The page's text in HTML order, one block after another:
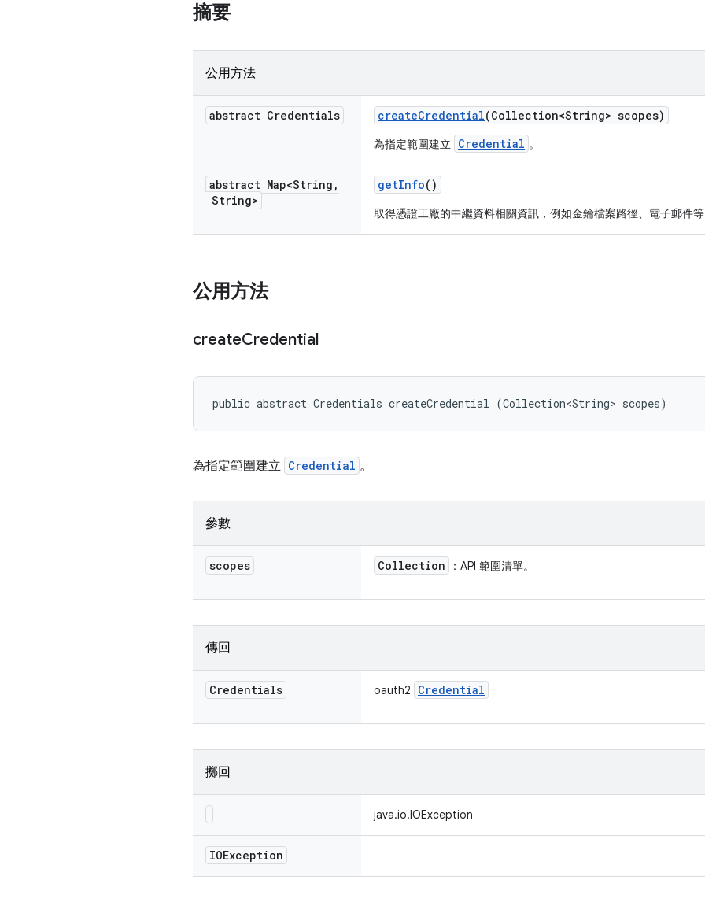
摘要
公用方法
abstract Credentials createCredential(Collection<String> scopes)
為指定範圍建立 Credential 。
abstract Map<String ,
String>
getInfo()
取得憑證工廠的中繼資料相關資訊，例如金鑰檔案路徑、電子郵件
公用方法
createCredential
public abstract Credentials createCredential (Collection<String> scopes)
為指定範圍建立 Credential 。
參數
scopes Collection ：API 範圍清單。
傳回
Credentials oauth2 Credential
擲回
java.io.IOException
IOException